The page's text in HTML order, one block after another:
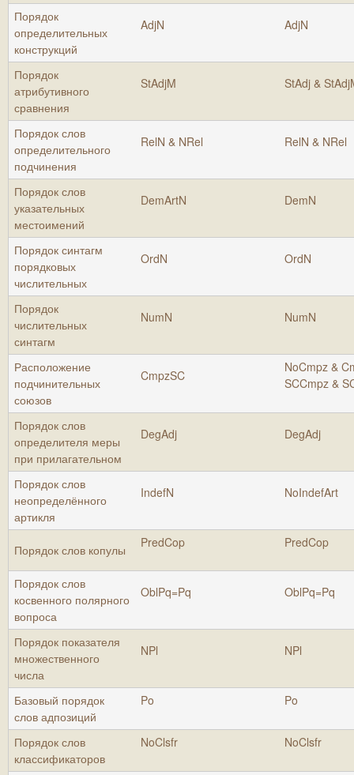
Порядок
определительных
конструкций
AdjN AdjN
Порядок
атрибутивного
сравнения
StAdjM StAdj &
Порядок слов
определительного
подчинения
RelN & NRel RelN & NRel
Порядок слов
указательных
местоимений
DemArtN DemN
Порядок синтагм
порядковых
числительных
OrdN OrdN
Порядок
числительных
синтагм
NumN NumN
Расположение
подчинительных
союзов
CmpzSC
NoCmpz &
SCCmpz &
Порядок слов
определителя меры
при прилагательном
DegAdj DegAdj
Порядок слов
неопределённого
артикля
IndefN NoIndefArt
Порядок слов копулы PredCop PredCop
Порядок слов
косвенного полярного
вопроса
OblPq=Pq OblPq=Pq
Порядок показателя
множественного
числа
NPl NPl
Базовый порядок
слов адпозиций
Po Po
Порядок слов
классификаторов
NoClsfr NoClsfr